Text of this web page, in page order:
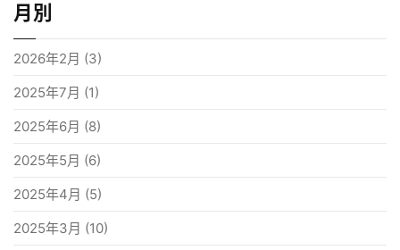
月別
2026年2月 (3)
2025年7月 (1)
2025年6月 (8)
2025年5月 (6)
2025年4月 (5)
2025年3月 (10)